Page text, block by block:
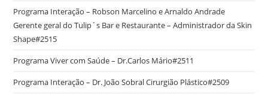
Programa Interação – Robson Marcelino e Arnaldo Andrade
Gerente geral do Tulip´s Bar e Restaurante – Administrador da Skin
Shape#2515
Programa Viver com Saúde – Dr.Carlos Mário#2511
Programa Interação – Dr. João Sobral Cirurgião Plástico#2509